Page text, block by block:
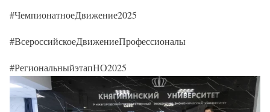
#ЧемпионатноеДвижение2025
#ВсероссийскоеДвижениеПрофессионалы
#РегиональныйэтапНО2025